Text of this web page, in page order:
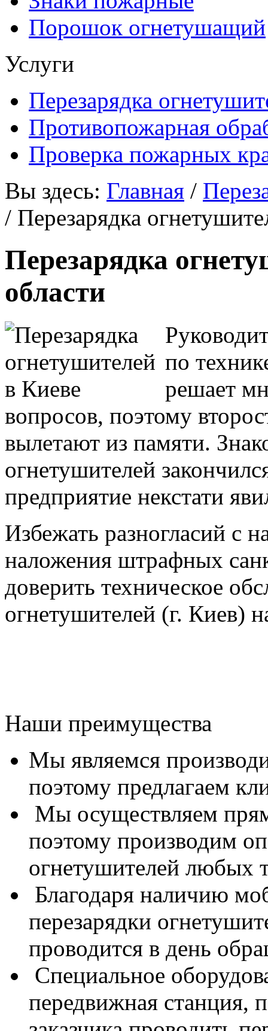
Порошок огнетушащий
Услуги
Перезарядка
Противопожарная
Проверка пожарных
Вы здесь: Главная /
/ Перезарядка
Перезарядка
области
по
решает
вопросов, поэтому
вылетают из памяти.
огнетушителей
предприятие некстати
Избежать разногласий с
наложения штрафных
доверить техническое
огнетушителей (г. Киев)
Наши преимущества
Мы являемся
поэтому предлагаем
Мы осуществляем
поэтому производим
огнетушителей любых
Благодаря наличию
перезарядки
проводится в день
Специальное
передвижная станция,